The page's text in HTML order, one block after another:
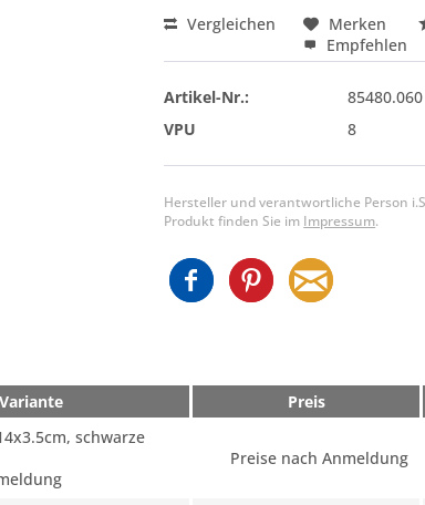
Vergleichen Merken
Empfehlen
Artikel-Nr.:
85480.060
VPU
8
Hersteller und verantwortliche Person
Produkt finden Sie im Impressum.
Variante Preis
schwarze
Preise nach Anmeldung